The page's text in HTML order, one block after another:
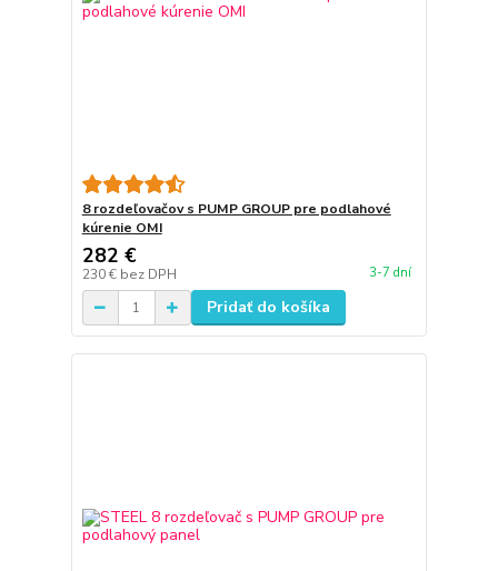
8 rozdeľovačov s PUMP GROUP pre podlahové
kúrenie OMI
282 €
230 € bez DPH 3-7 dní
Pridať do košíka